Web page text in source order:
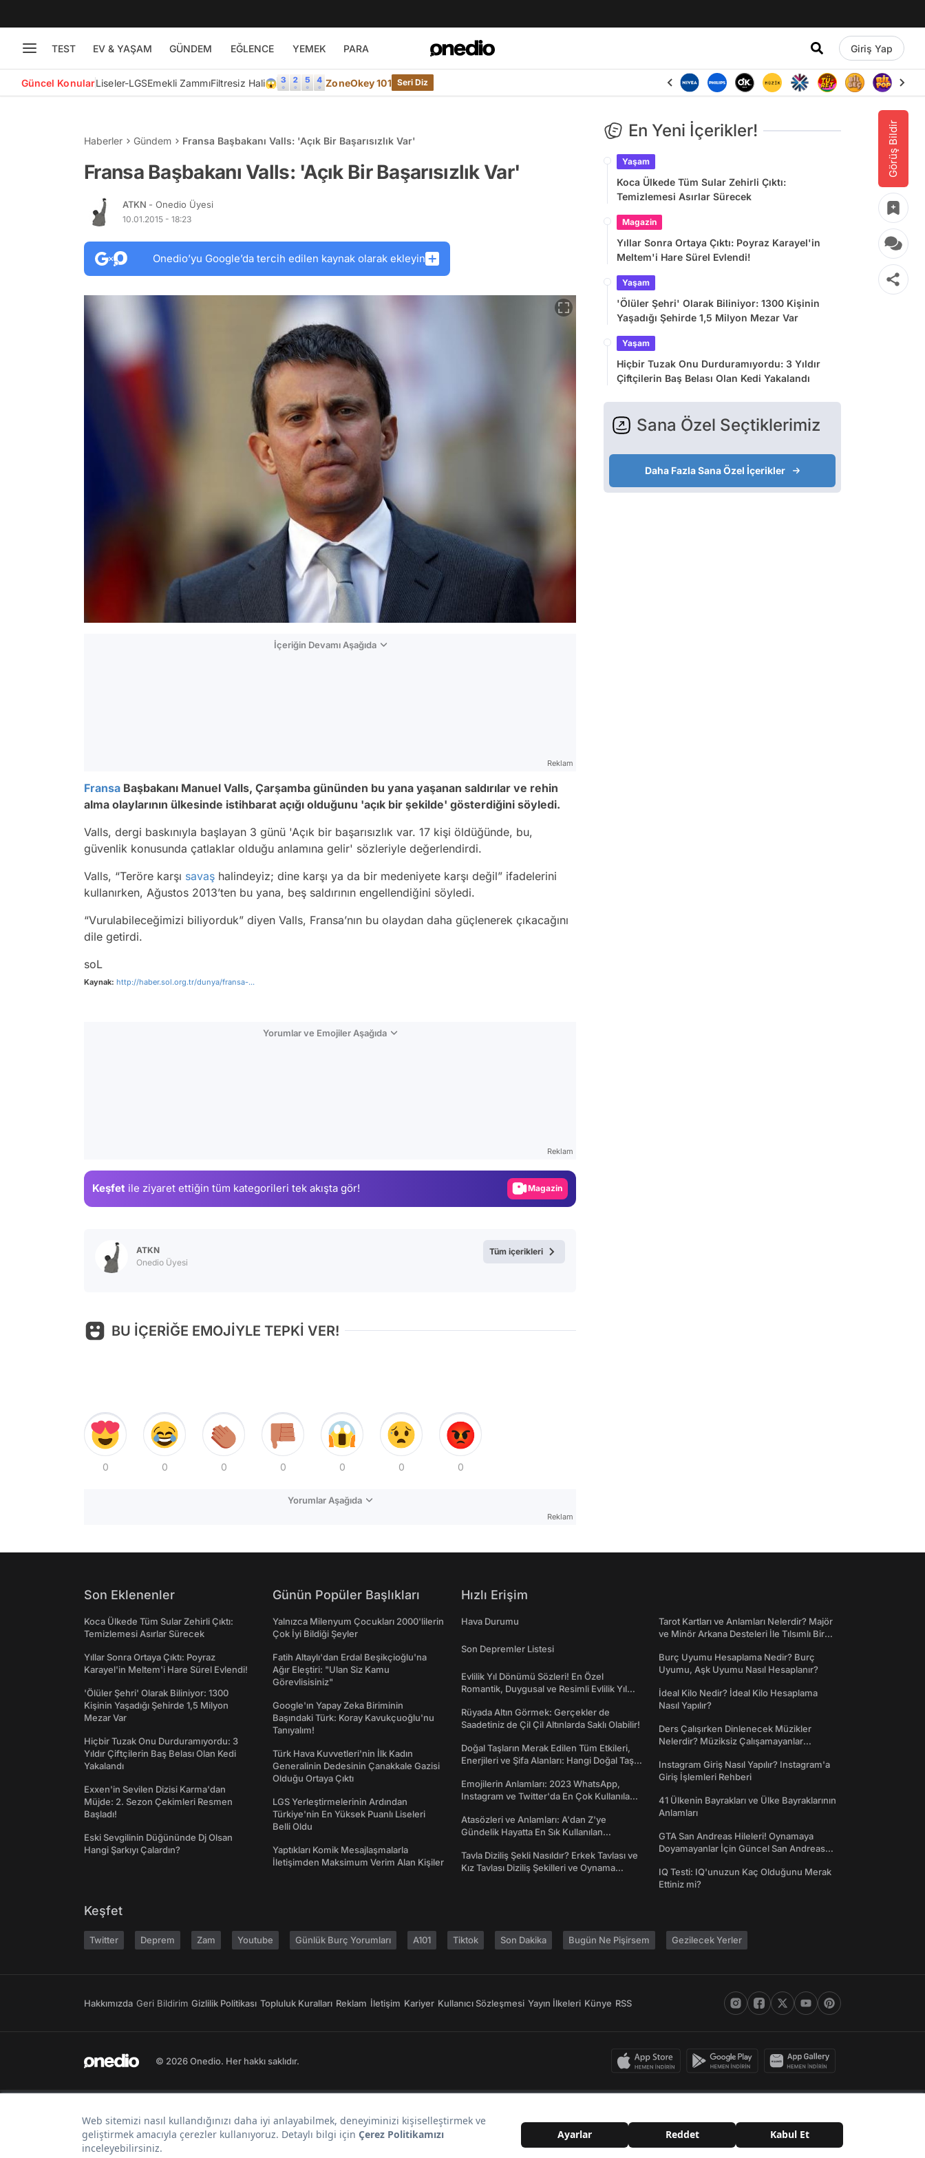
TEST EV & YAŞAM GÜNDEM EĞLENCE YEMEK PARA Giriş Yap
Güncel KonularLiseler-LGSEmekli ZammıFiltresiz Hali😱 ZoneOkey 101 Seri Diz
Görüş Bildir
Haberler Gündem Fransa Başbakanı Valls: 'Açık Bir Başarısızlık Var'
Fransa Başbakanı Valls: 'Açık Bir Başarısızlık Var'
ATKN - Onedio Üyesi
10.01.2015 - 18:23
Onedio’yu Google’da tercih edilen kaynak olarak ekleyin
İçeriğin Devamı Aşağıda
Reklam
Fransa Başbakanı Manuel Valls, Çarşamba gününden bu yana yaşanan saldırılar ve rehin
alma olaylarının ülkesinde istihbarat açığı olduğunu 'açık bir şekilde' gösterdiğini söyledi.
Valls, dergi baskınıyla başlayan 3 günü 'Açık bir başarısızlık var. 17 kişi öldüğünde, bu,
güvenlik konusunda çatlaklar olduğu anlamına gelir' sözleriyle değerlendirdi.
Valls, “Teröre karşı savaş halindeyiz; dine karşı ya da bir medeniyete karşı değil” ifadelerini
kullanırken, Ağustos 2013’ten bu yana, beş saldırının engellendiğini söyledi.
“Vurulabileceğimizi biliyorduk” diyen Valls, Fransa’nın bu olaydan daha güçlenerek çıkacağını
dile getirdi.
soL
Kaynak: http://haber.sol.org.tr/dunya/fransa-...
Yorumlar ve Emojiler Aşağıda
Reklam
Keşfet ile ziyaret ettiğin tüm kategorileri tek akışta gör! Magazin
ATKN
Onedio Üyesi
Tüm içerikleri
BU İÇERİĞE EMOJİYLE TEPKİ VER!
0 0 0 0 0 0 0
Yorumlar Aşağıda
Reklam
En Yeni İçerikler!
Yaşam
Koca Ülkede Tüm Sular Zehirli Çıktı:
Temizlemesi Asırlar Sürecek
Magazin
Yıllar Sonra Ortaya Çıktı: Poyraz Karayel'in
Meltem'i Hare Sürel Evlendi!
Yaşam
'Ölüler Şehri' Olarak Biliniyor: 1300 Kişinin
Yaşadığı Şehirde 1,5 Milyon Mezar Var
Yaşam
Hiçbir Tuzak Onu Durduramıyordu: 3 Yıldır
Çiftçilerin Baş Belası Olan Kedi Yakalandı
Sana Özel Seçtiklerimiz
Daha Fazla Sana Özel İçerikler
Son Eklenenler
Koca Ülkede Tüm Sular Zehirli Çıktı:
Temizlemesi Asırlar Sürecek
Yıllar Sonra Ortaya Çıktı: Poyraz
Karayel'in Meltem'i Hare Sürel Evlendi!
'Ölüler Şehri' Olarak Biliniyor: 1300
Kişinin Yaşadığı Şehirde 1,5 Milyon
Mezar Var
Hiçbir Tuzak Onu Durduramıyordu: 3
Yıldır Çiftçilerin Baş Belası Olan Kedi
Yakalandı
Exxen'in Sevilen Dizisi Karma'dan
Müjde: 2. Sezon Çekimleri Resmen
Başladı!
Eski Sevgilinin Düğününde Dj Olsan
Hangi Şarkıyı Çalardın?
Günün Popüler Başlıkları
Yalnızca Milenyum Çocukları 2000'lilerin
Çok İyi Bildiği Şeyler
Fatih Altaylı'dan Erdal Beşikçioğlu'na
Ağır Eleştiri: "Ulan Siz Kamu
Görevlisisiniz"
Google'ın Yapay Zeka Biriminin
Başındaki Türk: Koray Kavukçuoğlu'nu
Tanıyalım!
Türk Hava Kuvvetleri'nin İlk Kadın
Generalinin Dedesinin Çanakkale Gazisi
Olduğu Ortaya Çıktı
LGS Yerleştirmelerinin Ardından
Türkiye'nin En Yüksek Puanlı Liseleri
Belli Oldu
Yaptıkları Komik Mesajlaşmalarla
İletişimden Maksimum Verim Alan Kişiler
Hızlı Erişim
Hava Durumu
Son Depremler Listesi
Evlilik Yıl Dönümü Sözleri! En Özel
Romantik, Duygusal ve Resimli Evlilik Yıl
Rüyada Altın Görmek: Gerçekler de
Saadetiniz de Çil Çil Altınlarda Saklı Olabilir!
Doğal Taşların Merak Edilen Tüm Etkileri,
Enerjileri ve Şifa Alanları: Hangi Doğal Taş
Emojilerin Anlamları: 2023 WhatsApp,
Instagram ve Twitter'da En Çok Kullanılan
Atasözleri ve Anlamları: A'dan Z'ye
Gündelik Hayatta En Sık Kullanılan
Tavla Diziliş Şekli Nasıldır? Erkek Tavlası ve
Kız Tavlası Diziliş Şekilleri ve Oynama
Tarot Kartları ve Anlamları Nelerdir? Majör
ve Minör Arkana Desteleri İle Tılsımlı Bir
Burç Uyumu Hesaplama Nedir? Burç
Uyumu, Aşk Uyumu Nasıl Hesaplanır?
İdeal Kilo Nedir? İdeal Kilo Hesaplama
Nasıl Yapılır?
Ders Çalışırken Dinlenecek Müzikler
Nelerdir? Müziksiz Çalışamayanlar
Instagram Giriş Nasıl Yapılır? Instagram'a
Giriş İşlemleri Rehberi
41 Ülkenin Bayrakları ve Ülke Bayraklarının
Anlamları
GTA San Andreas Hileleri! Oynamaya
Doyamayanlar İçin Güncel San Andreas
IQ Testi: IQ'unuzun Kaç Olduğunu Merak
Ettiniz mi?
Keşfet
Twitter Deprem Zam Youtube Günlük Burç Yorumları A101 Tiktok Son Dakika Bugün Ne Pişirsem Gezilecek Yerler
Hakkımızda Geri Bildirim Gizlilik Politikası Topluluk Kuralları Reklam İletişim Kariyer Kullanıcı Sözleşmesi Yayın İlkeleri Künye RSS
© 2026 Onedio. Her hakkı saklıdır.